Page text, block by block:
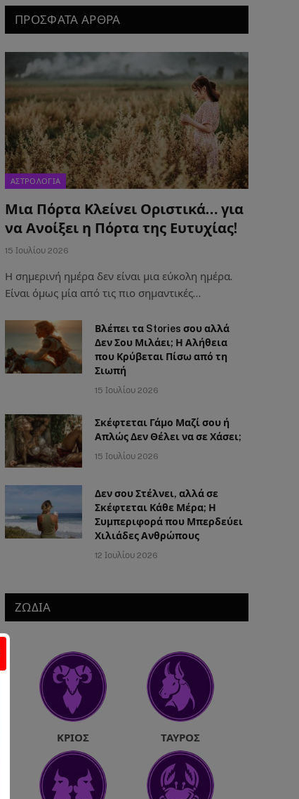
ΠΡΟΣΦΑΤΑ ΑΡΘΡΑ
ΑΣΤΡΟΛΟΓΙΑ
Μια Πόρτα Κλείνει Οριστικά… για
να Ανοίξει η Πόρτα της Ευτυχίας!
15 Ιουλίου 2026
Η σημερινή ημέρα δεν είναι μια εύκολη ημέρα.
Είναι όμως μία από τις πιο σημαντικές…
Βλέπει τα Stories σου αλλά
Δεν Σου Μιλάει; Η Αλήθεια
που Κρύβεται Πίσω από τη
Σιωπή
15 Ιουλίου 2026
Σκέφτεται Γάμο Μαζί σου ή
Απλώς Δεν Θέλει να σε Χάσει;
15 Ιουλίου 2026
Δεν σου Στέλνει, αλλά σε
Σκέφτεται Κάθε Μέρα; Η
Συμπεριφορά που Μπερδεύει
Χιλιάδες Ανθρώπους
12 Ιουλίου 2026
ΖΩΔΙΑ
ΚΡΙΌΣ ΤΑΎΡΟΣ